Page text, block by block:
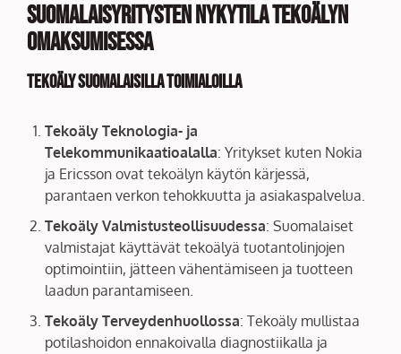
Suomalaisyritysten Nykytila Tekoälyn
Omaksumisessa
Tekoäly Suomalaisilla Toimialoilla
Tekoäly Teknologia- ja
Telekommunikaatioalalla: Yritykset kuten Nokia
ja Ericsson ovat tekoälyn käytön kärjessä,
parantaen verkon tehokkuutta ja asiakaspalvelua.
Tekoäly Valmistusteollisuudessa: Suomalaiset
valmistajat käyttävät tekoälyä tuotantolinjojen
optimointiin, jätteen vähentämiseen ja tuotteen
laadun parantamiseen.
Tekoäly Terveydenhuollossa: Tekoäly mullistaa
potilashoidon ennakoivalla diagnostiikalla ja